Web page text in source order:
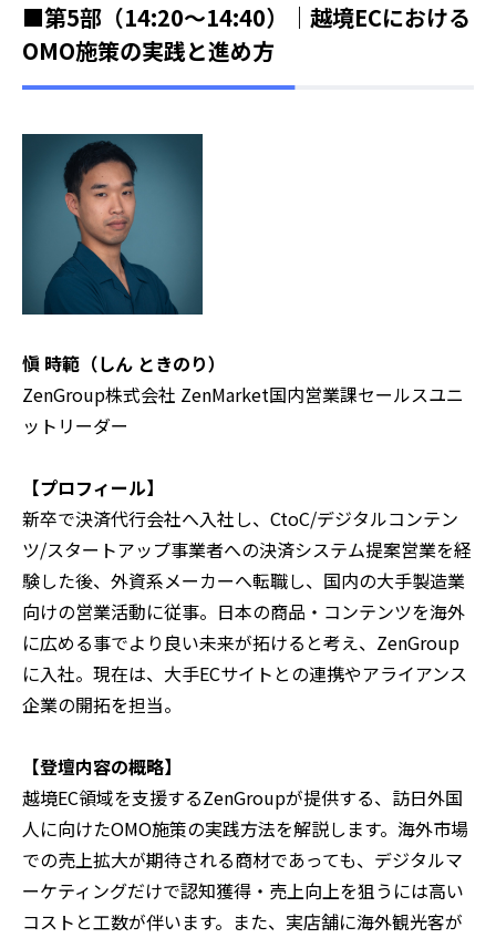
■第5部（14:20～14:40）｜越境ECにおける
OMO施策の実践と進め方
愼 時範（しん ときのり）
ZenGroup株式会社 ZenMarket国内営業課セールスユニ
ットリーダー
【プロフィール】
新卒で決済代行会社へ入社し、CtoC/デジタルコンテン
ツ/スタートアップ事業者への決済システム提案営業を経
験した後、外資系メーカーへ転職し、国内の大手製造業
向けの営業活動に従事。日本の商品・コンテンツを海外
に広める事でより良い未来が拓けると考え、ZenGroup
に入社。現在は、大手ECサイトとの連携やアライアンス
企業の開拓を担当。
【登壇内容の概略】
越境EC領域を支援するZenGroupが提供する、訪日外国
人に向けたOMO施策の実践方法を解説します。海外市場
での売上拡大が期待される商材であっても、デジタルマ
ーケティングだけで認知獲得・売上向上を狙うには高い
コストと工数が伴います。また、実店舗に海外観光客が